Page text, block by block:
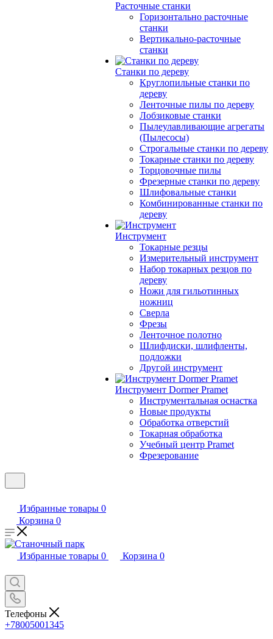
Расточные станки
Горизонтально расточные
станки
Вертикально-расточные
станки
Станки по дереву
Круглопильные станки по
дереву
Ленточные пилы по дереву
Лобзиковые станки
Пылеулавливающие агрегаты
(Пылесосы)
Строгальные станки по дереву
Токарные станки по дереву
Торцовочные пилы
Фрезерные станки по дереву
Шлифовальные станки
Комбинированные станки по
дереву
Инструмент
Токарные резцы
Измерительный инструмент
Набор токарных резцов по
дереву
Ножи для гильотинных
ножниц
Сверла
Фрезы
Ленточное полотно
Шлифдиски, шлифленты,
подложки
Другой инструмент
Инструмент Dormer Pramet
Инструментальная оснастка
Новые продукты
Обработка отверстий
Токарная обработка
Учебный центр Pramet
Фрезерование
Избранные товары 0
Корзина 0
Избранные товары 0 Корзина 0
Телефоны
+78005001345